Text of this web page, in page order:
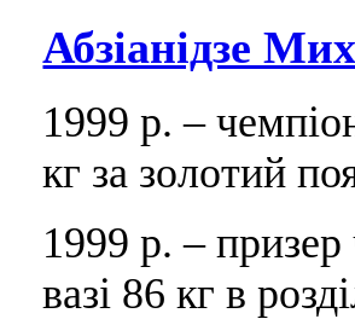
Абзіанідзе
1999 р. –
кг за золотий
1999 р. –
вазі 86 кг в